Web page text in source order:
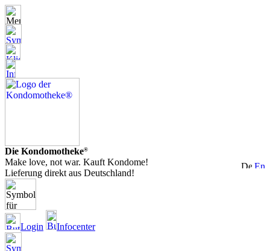
Die Kondomotheke®
Make love, not war. Kauft Kondome!
Lieferung direkt aus Deutschland!
Login Infocenter